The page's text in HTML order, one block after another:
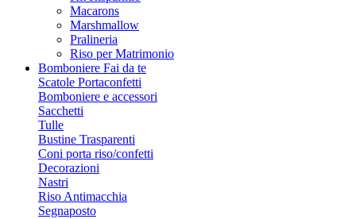
Macarons
Marshmallow
Pralineria
Riso per Matrimonio
Bomboniere Fai da te
Scatole Portaconfetti
Bomboniere e accessori
Sacchetti
Tulle
Bustine Trasparenti
Coni porta riso/confetti
Decorazioni
Nastri
Riso Antimacchia
Segnaposto